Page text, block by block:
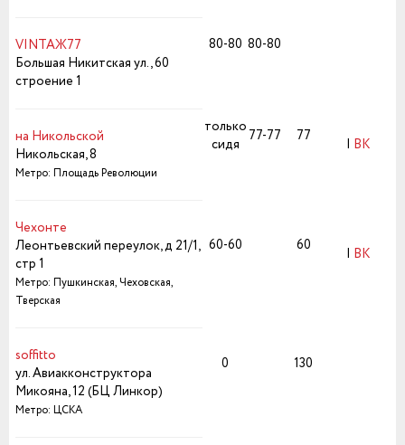
VINTAЖ77
Большая Никитская ул., 60
строение 1
80-80 80-80
на Никольской
Никольская, 8
Метро: Площадь Революции
только
сидя 77-77 77 | ВК
Чехонте
Леонтьевский переулок, д 21/1,
стр 1
Метро: Пушкинская, Чеховская,
Тверская
60-60 60 | ВК
soffitto
ул. Авиакконструктора
Микояна, 12 (БЦ Линкор)
Метро: ЦСКА
0 130